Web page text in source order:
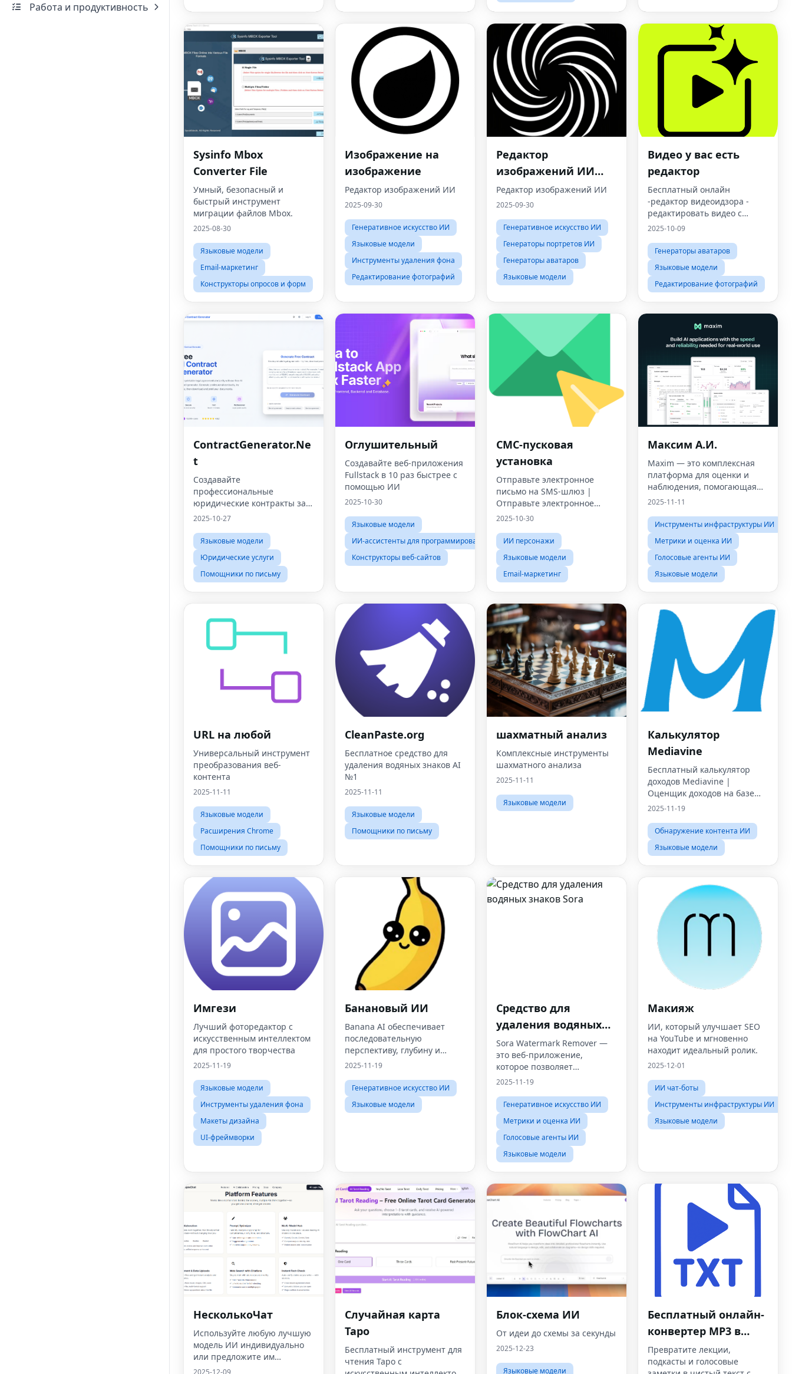
Работа и продуктивность
Sysinfo Mbox
Converter File
Умный, безопасный и
быстрый инструмент
миграции файлов Mbox.
2025-08-30
Языковые модели
Email-маркетинг
Конструкторы опросов и форм
Изображение на
изображение
Редактор изображений ИИ
2025-09-30
Генеративное искусство ИИ
Языковые модели
Инструменты удаления фона
Редактирование фотографий
Редактор
изображений ИИ
онлайн
Редактор изображений ИИ
2025-09-30
Генеративное искусство ИИ
Генераторы портретов ИИ
Генераторы аватаров
Языковые модели
Видео у вас есть
редактор
Бесплатный онлайн
-редактор видеоидзора -
редактировать видео с
текстом
2025-10-09
Генераторы аватаров
Языковые модели
Редактирование фотографий
ContractGenerator.Ne
t
Создавайте
профессиональные
юридические контракты за
считанные минуты,
естественного языка на базе
искусственного интеллекта.
2025-10-27
Языковые модели
Юридические услуги
Помощники по письму
Оглушительный
Создавайте веб-приложения
Fullstack в 10 раз быстрее с
помощью ИИ
2025-10-30
Языковые модели
ИИ-ассистенты для программирования
Конструкторы веб-сайтов
СМС-пусковая
установка
Отправьте электронное
письмо на SMS-шлюз |
Отправьте электронное
письмо в текстовую службу
2025-10-30
ИИ персонажи
Языковые модели
Email-маркетинг
Максим А.И.
Maxim — это комплексная
платформа для оценки и
наблюдения, помогающая
командам поставлять своих
раз быстрее!
2025-11-11
Инструменты инфраструктуры ИИ
Метрики и оценка ИИ
Голосовые агенты ИИ
Языковые модели
URL на любой
Универсальный инструмент
преобразования веб-
контента
2025-11-11
Языковые модели
Расширения Chrome
Помощники по письму
CleanPaste.org
Бесплатное средство для
удаления водяных знаков AI
№1
2025-11-11
Языковые модели
Помощники по письму
шахматный анализ
Комплексные инструменты
шахматного анализа
2025-11-11
Языковые модели
Калькулятор
Mediavine
Бесплатный калькулятор
доходов Mediavine |
Оценщик доходов на базе
искусственного интеллекта
2025-11-19
Обнаружение контента ИИ
Языковые модели
Имгези
Лучший фоторедактор с
искусственным интеллектом
для простого творчества
2025-11-19
Языковые модели
Инструменты удаления фона
Макеты дизайна
UI-фреймворки
Банановый ИИ
Banana AI обеспечивает
последовательную
перспективу, глубину и
повествование в каждой
Banana AI Photo Editor на
базе Nano Banana.
2025-11-19
Генеративное искусство ИИ
Языковые модели
Средство для
удаления водяных
знаков Sora
Sora Watermark Remover —
это веб-приложение,
которое позволяет
пользователям удалять
созданных Sora, с помощью
технологии искусственного
интеллекта.
2025-11-19
Генеративное искусство ИИ
Метрики и оценка ИИ
Голосовые агенты ИИ
Языковые модели
Макияж
ИИ, который улучшает SEO
на YouTube и мгновенно
находит идеальный ролик.
2025-12-01
ИИ чат-боты
Инструменты инфраструктуры ИИ
Языковые модели
НесколькоЧат
Используйте любую лучшую
модель ИИ индивидуально
или предложите им
сотрудничать для
2025-12-09
Случайная карта
Таро
Бесплатный инструмент для
чтения Таро с
Блок-схема ИИ
От идеи до схемы за секунды
2025-12-23
Языковые модели
Бесплатный онлайн-
конвертер MP3 в
текст
Превратите лекции,
подкасты и голосовые